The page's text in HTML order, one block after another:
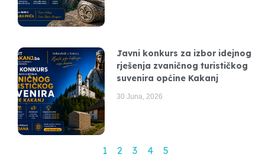
Javni konkurs za izbor idejnog
rješenja zvaničnog turističkog
suvenira općine Kakanj
30 Juna, 2026
1 2 3 4 5